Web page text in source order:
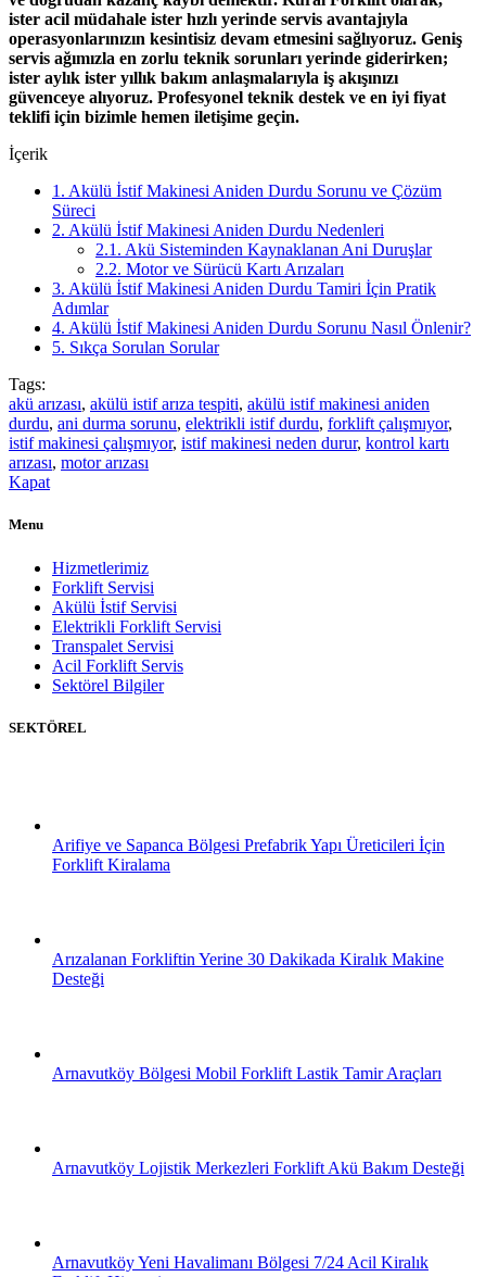
ister acil müdahale ister hızlı yerinde servis avantajıyla
operasyonlarınızın kesintisiz devam etmesini sağlıyoruz. Geniş
servis ağımızla en zorlu teknik sorunları yerinde giderirken;
ister aylık ister yıllık bakım anlaşmalarıyla iş akışınızı
güvenceye alıyoruz. Profesyonel teknik destek ve en iyi fiyat
teklifi için bizimle hemen iletişime geçin.
İçerik
1. Akülü İstif Makinesi Aniden Durdu Sorunu ve Çözüm
Süreci
2. Akülü İstif Makinesi Aniden Durdu Nedenleri
2.1. Akü Sisteminden Kaynaklanan Ani Duruşlar
2.2. Motor ve Sürücü Kartı Arızaları
3. Akülü İstif Makinesi Aniden Durdu Tamiri İçin Pratik
Adımlar
4. Akülü İstif Makinesi Aniden Durdu Sorunu Nasıl Önlenir?
5. Sıkça Sorulan Sorular
Tags:
akü arızası, akülü istif arıza tespiti, akülü istif makinesi aniden
durdu, ani durma sorunu, elektrikli istif durdu, forklift çalışmıyor,
istif makinesi çalışmıyor, istif makinesi neden durur, kontrol kartı
arızası, motor arızası
Kapat
Menu
Hizmetlerimiz
Forklift Servisi
Akülü İstif Servisi
Elektrikli Forklift Servisi
Transpalet Servisi
Acil Forklift Servis
Sektörel Bilgiler
SEKTÖREL
Arifiye ve Sapanca Bölgesi Prefabrik Yapı Üreticileri İçin
Forklift Kiralama
Arızalanan Forkliftin Yerine 30 Dakikada Kiralık Makine
Desteği
Arnavutköy Bölgesi Mobil Forklift Lastik Tamir Araçları
Arnavutköy Lojistik Merkezleri Forklift Akü Bakım Desteği
Arnavutköy Yeni Havalimanı Bölgesi 7/24 Acil Kiralık